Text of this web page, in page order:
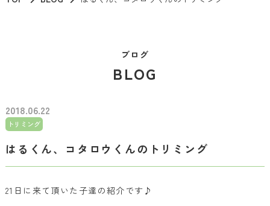
ブログ
BLOG
2018.06.22
トリミング
はるくん、コタロウくんのトリミング
21日に来て頂いた子達の紹介です♪